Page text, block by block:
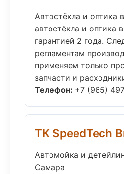
Автостёкла и оптика
автостёкла и оптика
гарантией 2 года.
регламентам
применяем только
запчасти и
Телефон: +7 (965)
ТК SpeedTech
Автомойка и
Самара